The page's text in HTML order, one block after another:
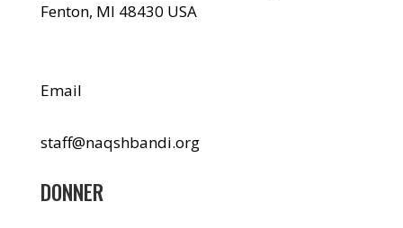
Fenton, MI 48430 USA
Email
staff@naqshbandi.org
DONNER